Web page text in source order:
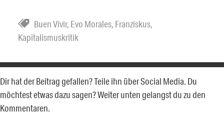
Buen Vivir, Evo Morales, Franziskus,
Kapitalismuskritik
Dir hat der Beitrag gefallen? Teile ihn über Social Media. Du
möchtest etwas dazu sagen? Weiter unten gelangst du zu den
Kommentaren.